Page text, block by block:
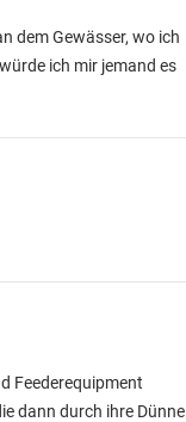
dem Gewässer, wo ich
ich mir jemand es
Feederequipment
dann durch ihre Dünne